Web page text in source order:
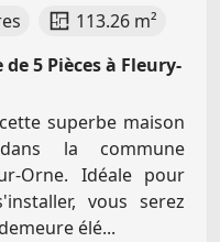
113.26 m²
5 Pièces à Fleury-
superbe maison
la commune
Orne. Idéale pour
vous serez
élé...